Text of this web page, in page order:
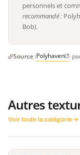
personnels et
recommandé :
Bob).
Source :Polyhaven ·
Autres
Voir toute la catégorie